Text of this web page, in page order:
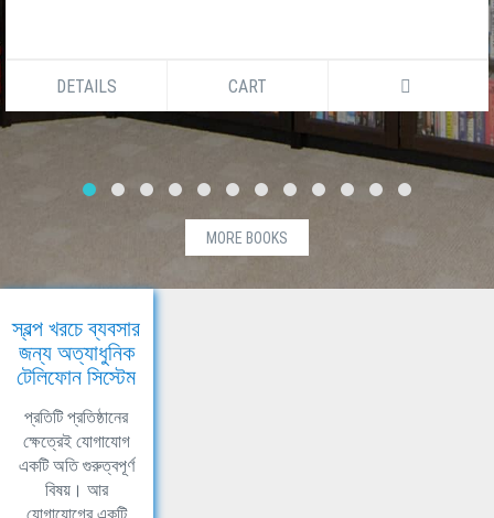
DETAILS CART
MORE BOOKS
স্বল্প খরচে ব্যবসার
জন্য অত্যাধুনিক
টেলিফোন সিস্টেম
প্রতিটি প্রতিষ্ঠানের
ক্ষেত্রেই যোগাযোগ
একটি অতি গুরুত্বপূর্ণ
বিষয়। আর